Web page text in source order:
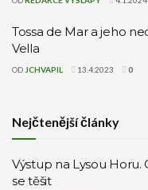
Tossa de Mar a jeho
Vella
OD JCHVAPIL 13.4.2023 0
Nejčtenější články
Výstup na Lysou Horu.
se těšit